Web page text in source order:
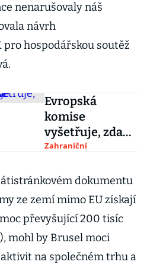
nenarušovaly náš
návrh
hospodářskou soutěž
Evropská
komise
vyšetřuje, zda
Apple
pravidla
hospodářské
Zahraniční
dokumentu
ze zemí mimo EU získají
převyšující 200 tisíc
mohl by Brusel moci
na společném trhu a